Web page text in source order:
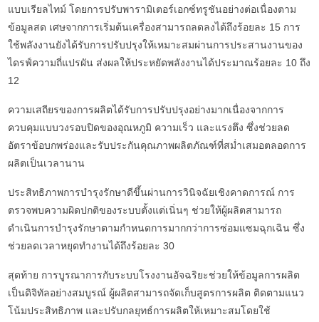
แบบเรียลไทม์ โดยการปรับพารามิเตอร์เอกซ์ทรูชันอย่างต่อเนื่องตาม
ข้อมูลสด เศษจากการเริ่มต้นเครื่องสามารถลดลงได้ถึงร้อยละ 15 การ
ใช้พลังงานยังได้รับการปรับปรุงให้เหมาะสมผ่านการประสานงานของ
ไดรฟ์ความถี่แปรผัน ส่งผลให้ประหยัดพลังงานได้ประมาณร้อยละ 10 ถึง
12
ความเสถียรของการผลิตได้รับการปรับปรุงอย่างมากเนื่องจากการ
ควบคุมแบบวงรอบปิดของอุณหภูมิ ความเร็ว และแรงตึง ซึ่งช่วยลด
อัตราข้อบกพร่องและรับประกันคุณภาพผลิตภัณฑ์ที่สม่ำเสมอตลอดการ
ผลิตเป็นเวลานาน
ประสิทธิภาพการบำรุงรักษาดีขึ้นผ่านการวินิจฉัยเชิงคาดการณ์ การ
ตรวจพบความผิดปกติของระบบตั้งแต่เนิ่นๆ ช่วยให้ผู้ผลิตสามารถ
ดำเนินการบำรุงรักษาตามกำหนดการมากกว่าการซ่อมแซมฉุกเฉิน ซึ่ง
ช่วยลดเวลาหยุดทำงานได้ถึงร้อยละ 30
สุดท้าย การบูรณาการกับระบบโรงงานอัจฉริยะช่วยให้ข้อมูลการผลิต
เป็นดิจิทัลอย่างสมบูรณ์ ผู้ผลิตสามารถจัดเก็บสูตรการผลิต ติดตามแนว
โน้มประสิทธิภาพ และปรับกลยุทธ์การผลิตให้เหมาะสมโดยใช้